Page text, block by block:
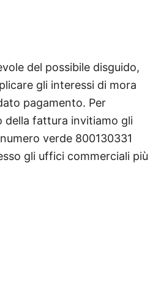
del possibile disguido,
gli interessi di mora
pagamento. Per
della fattura invitiamo gli
verde 800130331
gli uffici commerciali più